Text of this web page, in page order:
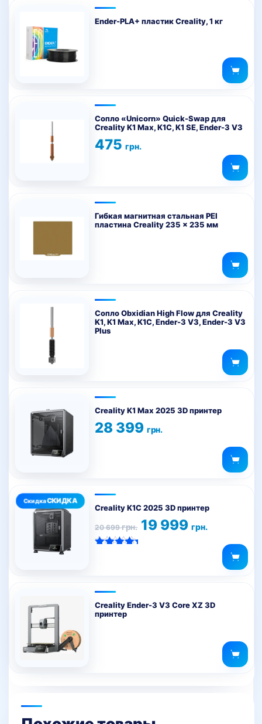
Ender-PLA+ пластик Creality, 1 кг
Сопло «Unicorn» Quick-Swap для
Creality K1 Max, K1C, K1 SE, Ender-3 V3
475 грн.
несколько
вариаций.
Гибкая магнитная стальная PEI
пластина Creality 235 x 235 мм
Сопло Obxidian High Flow для Creality
K1, K1 Max, K1C, Ender-3 V3, Ender-3 V3
Plus
Creality K1 Max 2025 3D принтер
28 399 грн.
Creality K1C 2025 3D принтер
20 699грн.
Первоначальная
цена
составляла
19 999 грн.
Текущая
цена:
19
Creality Ender-3 V3 Core XZ 3D
принтер